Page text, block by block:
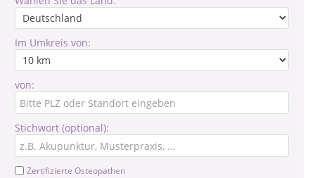
Im Umkreis von:
von:
Stichwort (optional):
Zertifizierte Osteopathen